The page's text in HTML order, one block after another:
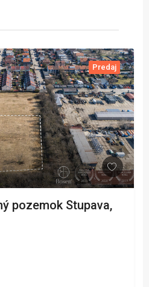
Predaj
Stupava,